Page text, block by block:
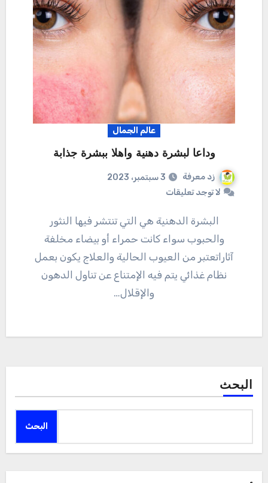
عالم الجمال
وداعا لبشرة دهنية واهلا ببشرة جذابة
زد معرفة
3 سبتمبر، 2023
لا توجد تعليقات
والحبوب سواء كانت حمراء أو بيضاء مخلفة
آثاراتعتبر من العيوب الحالية والعلاج يكون بعمل
نظام غذائي يتم فيه الإمتناع عن تناول الدهون
والإقلال…
البحث
البحث